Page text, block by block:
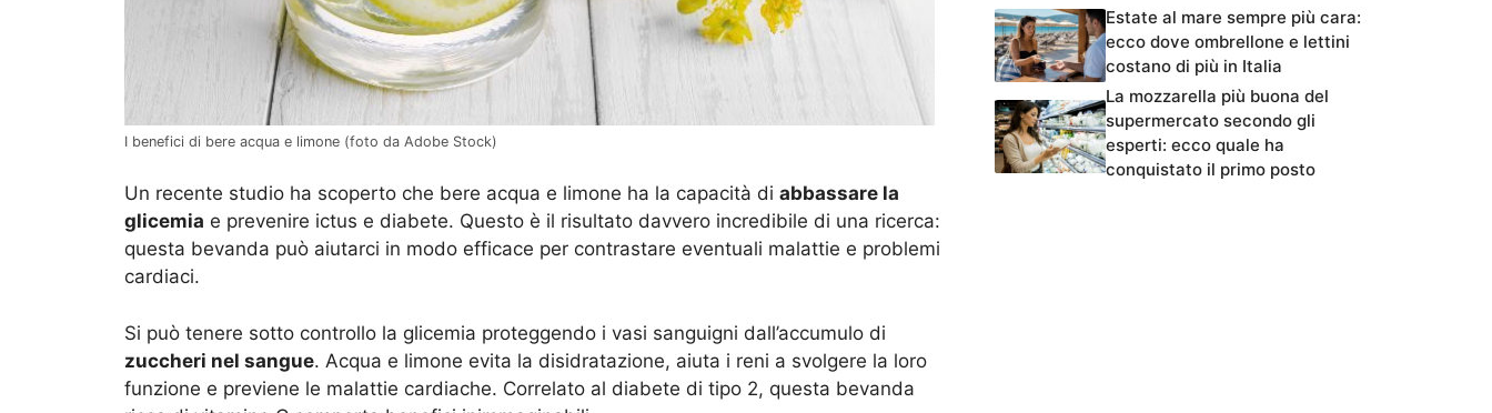
I benefici di bere acqua e limone (foto da Adobe Stock)
Un recente studio ha scoperto che bere acqua e limone ha la capacità di abbassare la
glicemia e prevenire ictus e diabete. Questo è il risultato davvero incredibile di una ricerca:
questa bevanda può aiutarci in modo efficace per contrastare eventuali malattie e problemi
cardiaci.
Si può tenere sotto controllo la glicemia proteggendo i vasi sanguigni dall’accumulo di
zuccheri nel sangue. Acqua e limone evita la disidratazione, aiuta i reni a svolgere la loro
funzione e previene le malattie cardiache. Correlato al diabete di tipo 2, questa bevanda
Estate al mare sempre più cara:
ecco dove ombrellone e lettini
costano di più in Italia
La mozzarella più buona del
supermercato secondo gli
esperti: ecco quale ha
conquistato il primo posto